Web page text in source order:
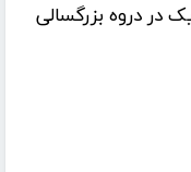
در دروه بزرگسالی